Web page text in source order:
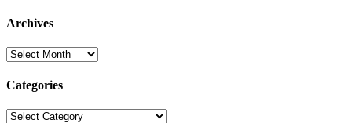
Archives
Archives
Categories
Categories